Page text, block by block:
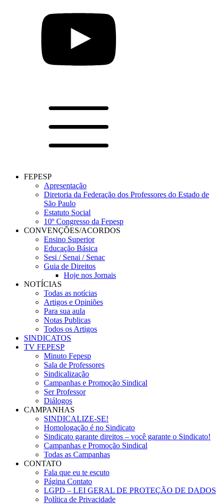
FEPESP
Apresentação
Diretoria da Federação dos Professores do Estado de
São Paulo
Estatuto Social
10º Congresso da Fepesp
CONVENÇÕES/ACORDOS
Ensino Superior
Educação Básica
Sesi / Senai / Senac
Guia de Direitos
Hoje nos Jornais
NOTÍCIAS
Todas as notícias
Artigos e Opiniões
Para sua aula
Notas Publicas
Todos os Artigos
SINDICATOS
TV FEPESP
Minuto Fepesp
Sala de Professores
Sindicalização
Campanhas e Promoção Sindical
Ser Professor
Diálogos
CAMPANHAS
SINDICALIZE-SE!
Homologação é no Sindicato
Sindicato garante direitos – você garante o Sindicato!
Campanhas e Promoção Sindical
Todas as Campanhas
CONTATO
Fala que eu te escuto
Página Contato
LGPD – LEI GERAL DE PROTEÇÃO DE DADOS
Política de Privacidade